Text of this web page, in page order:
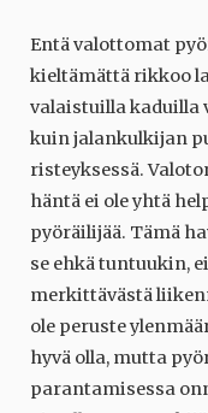
Entä valottomat
kieltämättä rikkoo
valaistuilla kaduilla
kuin jalankulkijan
risteyksessä.
häntä ei ole yhtä
pyöräilijää. Tämä
se ehkä tuntuukin,
merkittävästä
ole peruste
hyvä olla, mutta
parantamisessa